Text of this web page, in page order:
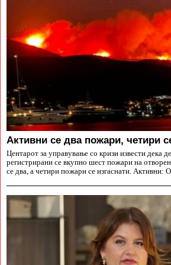
Aктивни се два пожари, четири
Центарот за управување со кризи извести дека
регистрирани се вкупно шест пожари на
се два, а четири пожари се изгаснати. Активни: